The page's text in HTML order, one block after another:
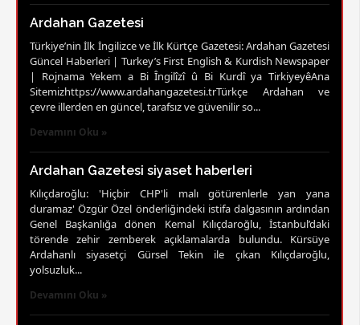
Ardahan Gazetesi
Türkiye’nin İlk İngilizce ve İlk Kürtçe Gazetesi: Ardahan Gazetesi
Güncel Haberleri | Turkey’s First English & Kurdish Newspaper
| Rojnama Yekem a Bi Îngilîzî û Bi Kurdî ya TirkiyeyêAna
Sitemizhttps://www.ardahangazetesi.trTürkçe Ardahan ve
çevre illerden en güncel, tarafsız ve güvenilir so...
Devamını Oku »
Ardahan Gazetesi siyaset haberleri
Kılıçdaroğlu: 'Hiçbir CHP'li malı götürenlerle yan yana
duramaz' Özgür Özel önderliğindeki istifa dalgasının ardından
Genel Başkanlığa dönen Kemal Kılıçdaroğlu, İstanbul’daki
törende zehir zemberek açıklamalarda bulundu. Kürsüye
Ardahanlı siyasetçi Gürsel Tekin ile çıkan Kılıçdaroğlu,
yolsuzluk...
Devamını Oku »